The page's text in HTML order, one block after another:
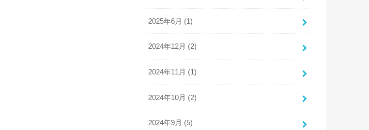
2025年6月 (1)
2024年12月 (2)
2024年11月 (1)
2024年10月 (2)
2024年9月 (5)